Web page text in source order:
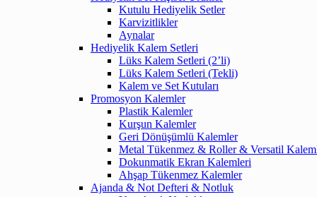
Kutulu Hediyelik Setler
Karvizitlikler
Aynalar
Hediyelik Kalem Setleri
Lüks Kalem Setleri (2’li)
Lüks Kalem Setleri (Tekli)
Kalem ve Set Kutuları
Promosyon Kalemler
Plastik Kalemler
Kurşun Kalemler
Geri Dönüşümlü Kalemler
Metal Tükenmez & Roller & Versatil
Dokunmatik Ekran Kalemleri
Ahşap Tükenmez Kalemler
Ajanda & Not Defteri & Notluk